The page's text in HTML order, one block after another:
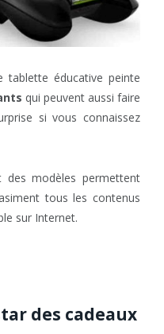
tablette éducative peinte
qui peuvent aussi faire
si vous connaissez
des modèles permettent
tous les contenus
sur Internet.
des cadeaux